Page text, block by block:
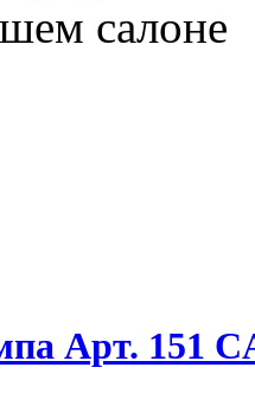
салоне
Арт. 151